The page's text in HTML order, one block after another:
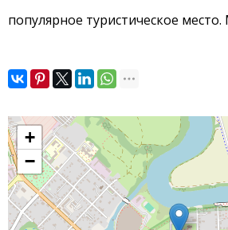
популярное туристическое
+
−